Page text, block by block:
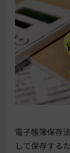
電子帳簿保存
して保存する